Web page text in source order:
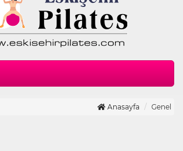
Anasayfa Genel